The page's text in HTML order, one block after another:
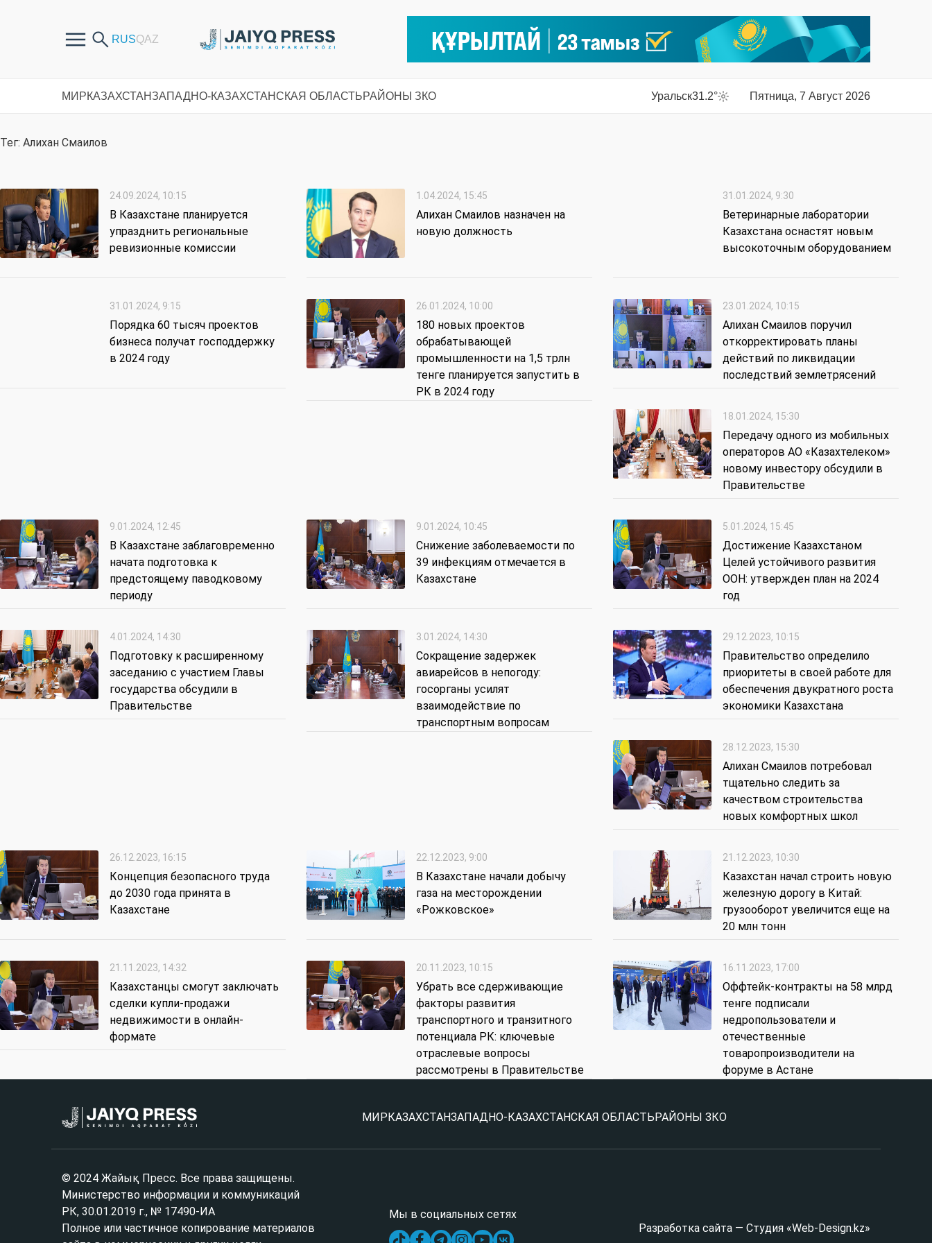
МИРКАЗАХСТАНЗАПАДНО-КАЗАХСТАНСКАЯ ОБЛАСТЬРАЙОНЫ ЗКО Уральск31.2° Пятница, 7 Август 2026
Тег: Алихан Смаилов
24.09.2024, 10:15
В Казахстане планируется
упразднить региональные
ревизионные комиссии
1.04.2024, 15:45
Алихан Смаилов назначен на
новую должность
31.01.2024, 9:30
Ветеринарные лаборатории
Казахстана оснастят новым
высокоточным оборудованием
31.01.2024, 9:15
Порядка 60 тысяч проектов
бизнеса получат господдержку
в 2024 году
26.01.2024, 10:00
180 новых проектов
обрабатывающей
промышленности на 1,5 трлн
тенге планируется запустить в
РК в 2024 году
23.01.2024, 10:15
Алихан Смаилов поручил
откорректировать планы
действий по ликвидации
последствий землетрясений
18.01.2024, 15:30
Передачу одного из мобильных
операторов АО «Казахтелеком»
новому инвестору обсудили в
Правительстве
9.01.2024, 12:45
В Казахстане заблаговременно
начата подготовка к
предстоящему паводковому
периоду
9.01.2024, 10:45
Снижение заболеваемости по
39 инфекциям отмечается в
Казахстане
5.01.2024, 15:45
Достижение Казахстаном
Целей устойчивого развития
ООН: утвержден план на 2024
год
4.01.2024, 14:30
Подготовку к расширенному
заседанию с участием Главы
государства обсудили в
Правительстве
3.01.2024, 14:30
Сокращение задержек
авиарейсов в непогоду:
госорганы усилят
взаимодействие по
транспортным вопросам
29.12.2023, 10:15
Правительство определило
приоритеты в своей работе для
обеспечения двукратного роста
экономики Казахстана
28.12.2023, 15:30
Алихан Смаилов потребовал
тщательно следить за
качеством строительства
новых комфортных школ
26.12.2023, 16:15
Концепция безопасного труда
до 2030 года принята в
Казахстане
22.12.2023, 9:00
В Казахстане начали добычу
газа на месторождении
«Рожковское»
21.12.2023, 10:30
Казахстан начал строить новую
железную дорогу в Китай:
грузооборот увеличится еще на
20 млн тонн
21.11.2023, 14:32
Казахстанцы смогут заключать
сделки купли-продажи
недвижимости в онлайн-
формате
20.11.2023, 10:15
Убрать все сдерживающие
факторы развития
транспортного и транзитного
потенциала РК: ключевые
отраслевые вопросы
рассмотрены в Правительстве
16.11.2023, 17:00
Оффтейк-контракты на 58 млрд
тенге подписали
недропользователи и
отечественные
товаропроизводители на
форуме в Астане
МИР КАЗАХСТАНЗАПАДНО-КАЗАХСТАНСКАЯ ОБЛАСТЬ РАЙОНЫ ЗКО
© 2024 Жайық Пресс. Все права защищены.
Министерство информации и коммуникаций
РК, 30.01.2019 г., № 17490-ИА
Полное или частичное копирование материалов
Мы в социальных сетях
Разработка сайта — Студия «Web-Design.kz»